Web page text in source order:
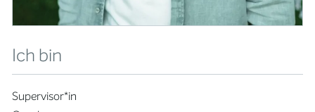
Ich bin
Supervisor*in